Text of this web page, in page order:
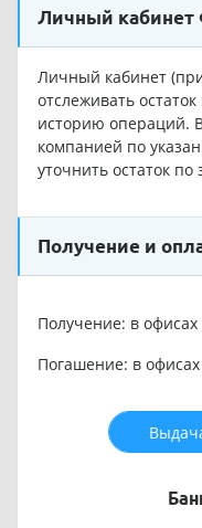
Личный кабинет
Личный кабинет
отслеживать
историю операций.
компанией по
уточнить остаток по
Получение и
Получение: в
Погашение: в